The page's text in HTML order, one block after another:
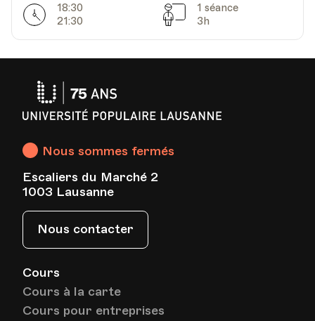
Date04.12.2025 Heure
18.00
Lieu
HEP - Haute Ecole Pédagogique - Salle 717
1005, Lausanne
Av. de Cour 33
Date11.12.2025
Lieu
HEP - Haute Ecole Pédagogique - Salle 717
1005, Lausanne
Av. de Cour 33
Date18.12.2025
Horarires
18:30
21:30
Séances
1 séance
3h
Cours
Cours à la carte
Cours pour entreprises
Nous sommes fermés
Escaliers du Marché 2
1003 Lausanne
Nous contacter